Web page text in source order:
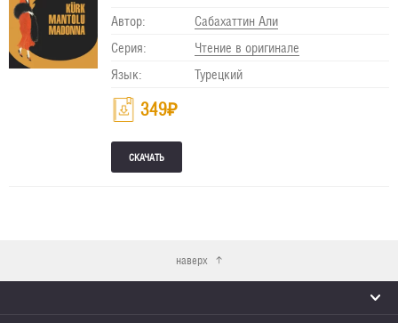
Автор:
Сабахаттин Али
Серия:
Чтение в оригинале
Язык:
Турецкий
349₽
наверх